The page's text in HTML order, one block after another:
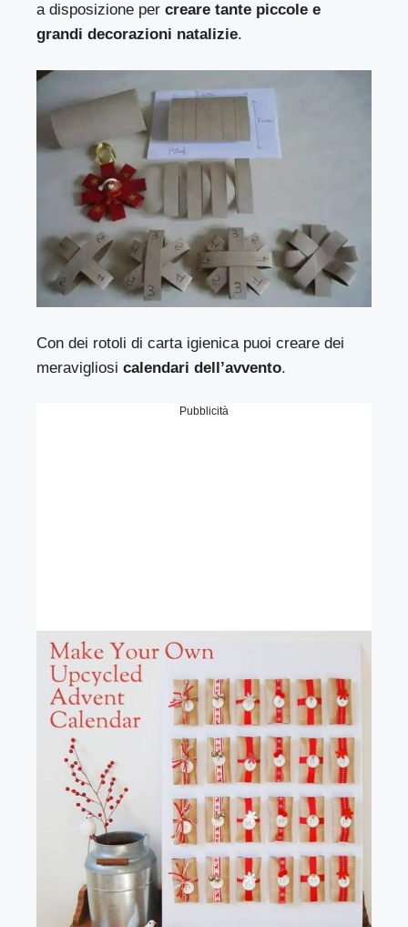
a disposizione per creare tante piccole e
grandi decorazioni natalizie.
Con dei rotoli di carta igienica puoi creare dei
meravigliosi calendari dell’avvento.
Pubblicità